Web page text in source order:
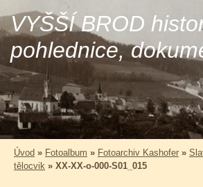
VYŠŠÍ BROD
pohlednice,
Úvod » Fotoalbum » Fotoarchiv Kashofer »
tělocvik » XX-XX-o-000-S01_015